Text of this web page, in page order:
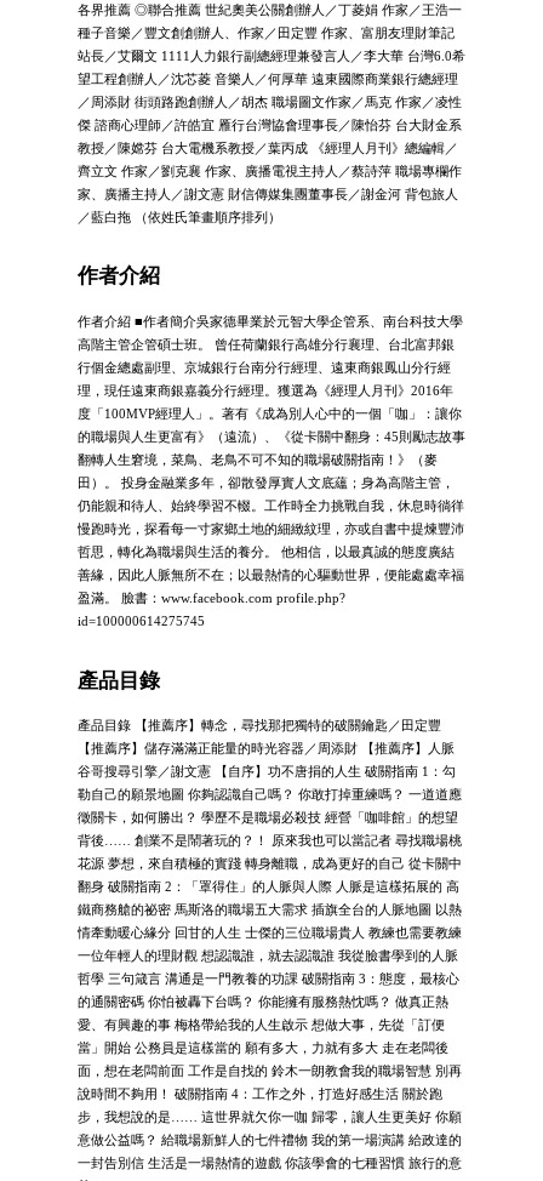
各界推薦 ◎聯合推薦 世紀奧美公關創辦人／丁菱娟 作家／王浩一
種子音樂／豐文創創辦人、作家／田定豐 作家、富朋友理財筆記
站長／艾爾文 1111人力銀行副總經理兼發言人／李大華 台灣6.0希
望工程創辦人／沈芯菱 音樂人／何厚華 遠東國際商業銀行總經理
／周添財 街頭路跑創辦人／胡杰 職場圖文作家／馬克 作家／凌性
傑 諮商心理師／許皓宜 雁行台灣協會理事長／陳怡芬 台大財金系
教授／陳嫦芬 台大電機系教授／葉丙成 《經理人月刊》總編輯／
齊立文 作家／劉克襄 作家、廣播電視主持人／蔡詩萍 職場專欄作
家、廣播主持人／謝文憲 財信傳媒集團董事長／謝金河 背包旅人
／藍白拖 （依姓氏筆畫順序排列）
作者介紹
作者介紹 ■作者簡介吳家德畢業於元智大學企管系、南台科技大學
高階主管企管碩士班。 曾任荷蘭銀行高雄分行襄理、台北富邦銀
行個金總處副理、京城銀行台南分行經理、遠東商銀鳳山分行經
理，現任遠東商銀嘉義分行經理。獲選為《經理人月刊》2016年
度「100MVP經理人」。著有《成為別人心中的一個「咖」：讓你
的職場與人生更富有》（遠流）、《從卡關中翻身：45則勵志故事
翻轉人生窘境，菜鳥、老鳥不可不知的職場破關指南！》（麥
田）。 投身金融業多年，卻散發厚實人文底蘊；身為高階主管，
仍能親和待人、始終學習不輟。工作時全力挑戰自我，休息時徜徉
慢跑時光，探看每一寸家鄉土地的細緻紋理，亦或自書中提煉豐沛
哲思，轉化為職場與生活的養分。 他相信，以最真誠的態度廣結
善緣，因此人脈無所不在；以最熱情的心驅動世界，便能處處幸福
盈滿。 臉書：www.facebook.com profile.php?
id=100000614275745
產品目錄
產品目錄 【推薦序】轉念，尋找那把獨特的破關鑰匙／田定豐
【推薦序】儲存滿滿正能量的時光容器／周添財 【推薦序】人脈
谷哥搜尋引擎／謝文憲 【自序】功不唐捐的人生 破關指南 1：勾
勒自己的願景地圖 你夠認識自己嗎？ 你敢打掉重練嗎？ 一道道應
徵關卡，如何勝出？ 學歷不是職場必殺技 經營「咖啡館」的想望
背後…… 創業不是鬧著玩的？！ 原來我也可以當記者 尋找職場桃
花源 夢想，來自積極的實踐 轉身離職，成為更好的自己 從卡關中
翻身 破關指南 2：「罩得住」的人脈與人際 人脈是這樣拓展的 高
鐵商務艙的祕密 馬斯洛的職場五大需求 插旗全台的人脈地圖 以熱
情牽動暖心緣分 回甘的人生 士傑的三位職場貴人 教練也需要教練
一位年輕人的理財觀 想認識誰，就去認識誰 我從臉書學到的人脈
哲學 三句箴言 溝通是一門教養的功課 破關指南 3：態度，最核心
的通關密碼 你怕被轟下台嗎？ 你能擁有服務熱忱嗎？ 做真正熱
愛、有興趣的事 梅格帶給我的人生啟示 想做大事，先從「訂便
當」開始 公務員是這樣當的 願有多大，力就有多大 走在老闆後
面，想在老闆前面 工作是自找的 鈴木一朗教會我的職場智慧 別再
說時間不夠用！ 破關指南 4：工作之外，打造好感生活 關於跑
步，我想說的是…… 這世界就欠你一咖 歸零，讓人生更美好 你願
意做公益嗎？ 給職場新鮮人的七件禮物 我的第一場演講 給政達的
一封告別信 生活是一場熱情的遊戲 你該學會的七種習慣 旅行的意